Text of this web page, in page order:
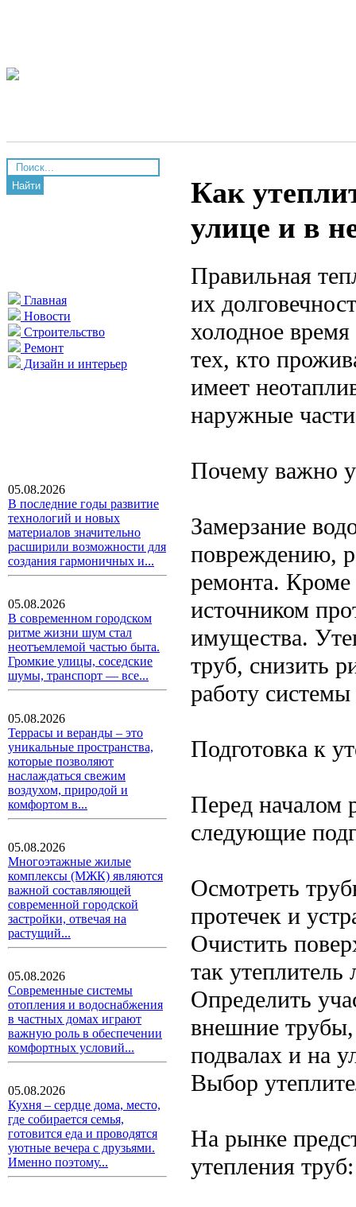
Найти
Главная
Новости
Строительство
Ремонт
Дизайн и интерьер
05.08.2026
В последние годы развитие
технологий и новых
материалов значительно
расширили возможности для
создания гармоничных и...
05.08.2026
В современном городском
ритме жизни шум стал
неотъемлемой частью быта.
Громкие улицы, соседские
шумы, транспорт — все...
05.08.2026
Террасы и веранды – это
уникальные пространства,
которые позволяют
наслаждаться свежим
воздухом, природой и
комфортом в...
05.08.2026
Многоэтажные жилые
комплексы (МЖК) являются
важной составляющей
современной городской
застройки, отвечая на
растущий...
05.08.2026
Современные системы
отопления и водоснабжения
в частных домах играют
важную роль в обеспечении
комфортных условий...
05.08.2026
Кухня – сердце дома, место,
где собирается семья,
готовится еда и проводятся
уютные вечера с друзьями.
Именно поэтому...
Как
улице и в
Правильная
их
холодное время
тех, кто
имеет
наружные
Почему важно
Замерзание
повреждению,
ремонта. Кроме
источником
имущества.
труб, снизить
работу
Подготовка к
Перед началом
следующие
Осмотреть
протечек и
Очистить
так утеплитель
Определить
внешние
подвалах и на
Выбор
На рынке
утепления труб: